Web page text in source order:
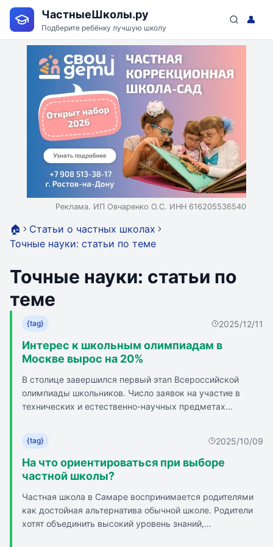
ЧастныеШколы.ру
Подберите ребёнку лучшую школу
👤
Реклама. ИП Овчаренко О.С. ИНН 616205536540
🏠
Статьи о частных школах
Точные науки: статьи по теме
Точные науки: статьи по
теме
{tag} 2025/12/11
Интерес к школьным олимпиадам в
Москве вырос на 20%
В столице завершился первый этап Всероссийской
олимпиады школьников. Число заявок на участие в
технических и естественно-научных предметах
москвичей приняли участие в первом этапе. Особый
интерес проявили к биологии, математике и
информатике: робототехнике, информационной
безопасности, искусственному интеллекту. Москва
науками для поступления в ведущие вузы и построения
карьеры в ИТ и инженерии. Олимпиада по
информационной безопасности показала рост на 82%, по
{tag} 2025/10/09
На что ориентироваться при выборе
частной школы?
Частная школа в Самаре воспринимается родителями
как достойная альтернатива обычной школе. Родители
хотят объединить высокий уровень знаний,